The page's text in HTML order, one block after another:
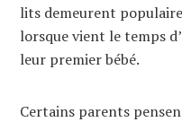
lits demeurent
lorsque vient le temps
leur premier bébé.
Certains parents